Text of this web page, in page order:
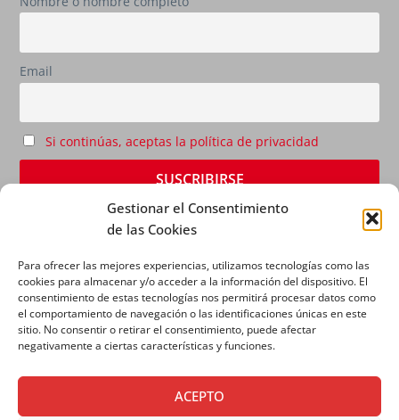
Gestionar el Consentimiento
de las Cookies
Para ofrecer las mejores experiencias, utilizamos tecnologías como las
cookies para almacenar y/o acceder a la información del dispositivo. El
consentimiento de estas tecnologías nos permitirá procesar datos como
el comportamiento de navegación o las identificaciones únicas en este
sitio. No consentir o retirar el consentimiento, puede afectar
negativamente a ciertas características y funciones.
ACEPTO
Email
Si continúas, aceptas la política de privacidad
AVISO LEGAL|POLÍTICA DE PRIVACIDAD|